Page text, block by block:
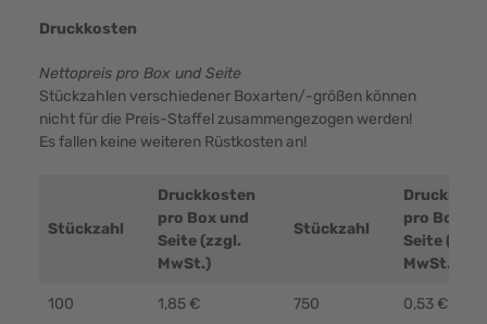
Druckkosten
Nettopreis pro Box und Seite
Stückzahlen verschiedener Boxarten/-größen können
nicht für die Preis-Staffel zusammengezogen werden!
Es fallen keine weiteren Rüstkosten an!
Stückzahl
Druckkosten
pro Box und
Seite (zzgl.
MwSt.)
Stückzahl
pro Box
Seite (zzgl.
MwSt.)
100 1,85 € 750 0,53 €